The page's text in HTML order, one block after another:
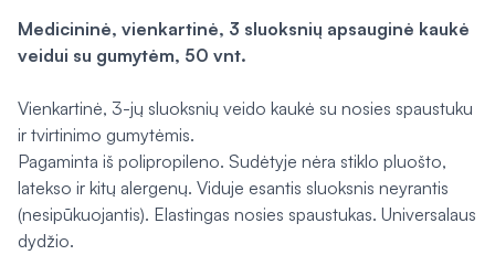
Medicininė, vienkartinė, 3 sluoksnių apsauginė kaukė
veidui su gumytėm, 50 vnt.
Vienkartinė, 3-jų sluoksnių veido kaukė su nosies spaustuku
ir tvirtinimo gumytėmis.
Pagaminta iš polipropileno. Sudėtyje nėra stiklo pluošto,
latekso ir kitų alergenų. Viduje esantis sluoksnis neyrantis
(nesipūkuojantis). Elastingas nosies spaustukas. Universalaus
dydžio.